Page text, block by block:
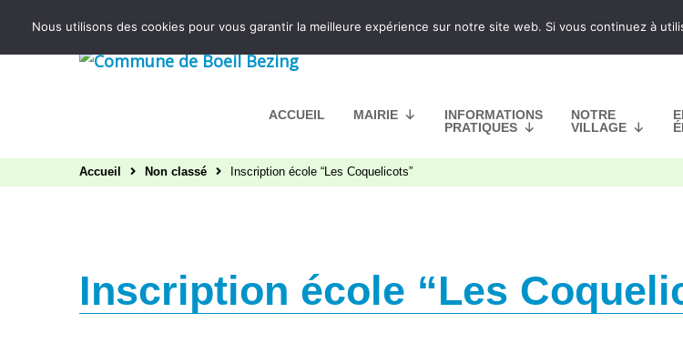
Aller au contenu
ACCUEIL MAIRIE
INFORMATIONS
PRATIQUES
NOTRE
VILLAGE
Accueil Non classé Inscription école “Les Coquelicots”
Inscription école “Les
Nous utilisons des cookies pour vous garantir la meilleure expérience sur notre site web. Si vous continuez à